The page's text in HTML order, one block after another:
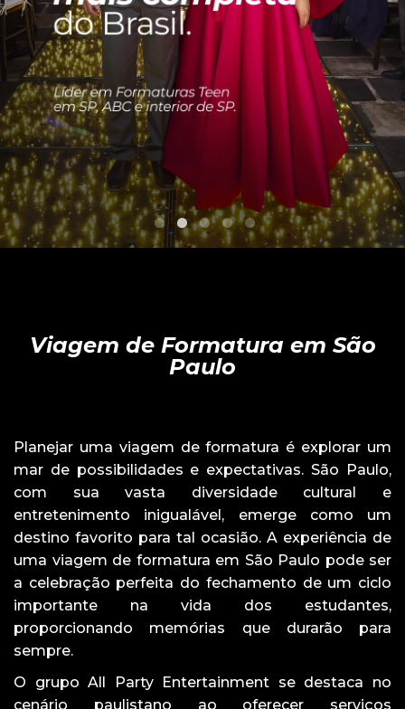
Viagem de Formatura em São
Paulo
Planejar uma viagem de formatura é explorar um
mar de possibilidades e expectativas. São Paulo,
com sua vasta diversidade cultural e
entretenimento inigualável, emerge como um
destino favorito para tal ocasião. A experiência de
uma viagem de formatura em São Paulo pode ser
a celebração perfeita do fechamento de um ciclo
importante na vida dos estudantes,
proporcionando memórias que durarão para
sempre.
O grupo All Party Entertainment se destaca no
cenário paulistano ao oferecer serviços